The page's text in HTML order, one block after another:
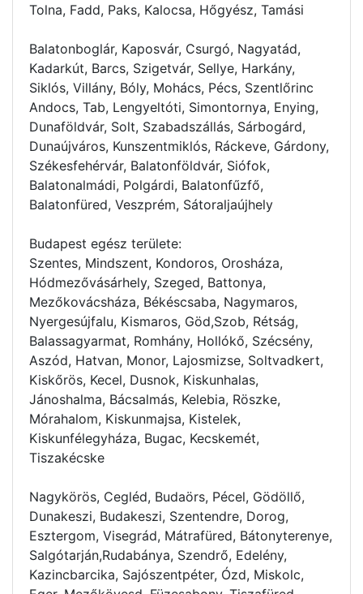
Tolna, Fadd, Paks, Kalocsa, Hőgyész, Tamási
Balatonboglár, Kaposvár, Csurgó, Nagyatád,
Kadarkút, Barcs, Szigetvár, Sellye, Harkány,
Siklós, Villány, Bóly, Mohács, Pécs, Szentlőrinc
Andocs, Tab, Lengyeltóti, Simontornya, Enying,
Dunaföldvár, Solt, Szabadszállás, Sárbogárd,
Dunaújváros, Kunszentmiklós, Ráckeve, Gárdony,
Székesfehérvár, Balatonföldvár, Siófok,
Balatonalmádi, Polgárdi, Balatonfűzfő,
Balatonfüred, Veszprém, Sátoraljaújhely
Budapest egész területe:
Szentes, Mindszent, Kondoros, Orosháza,
Hódmezővásárhely, Szeged, Battonya,
Mezőkovácsháza, Békéscsaba, Nagymaros,
Nyergesújfalu, Kismaros, Göd,Szob, Rétság,
Balassagyarmat, Romhány, Hollókő, Szécsény,
Aszód, Hatvan, Monor, Lajosmizse, Soltvadkert,
Kiskőrös, Kecel, Dusnok, Kiskunhalas,
Jánoshalma, Bácsalmás, Kelebia, Röszke,
Mórahalom, Kiskunmajsa, Kistelek,
Kiskunfélegyháza, Bugac, Kecskemét,
Tiszakécske
Nagykörös, Cegléd, Budaörs, Pécel, Gödöllő,
Dunakeszi, Budakeszi, Szentendre, Dorog,
Esztergom, Visegrád, Mátrafüred, Bátonyterenye,
Salgótarján,Rudabánya, Szendrő, Edelény,
Kazincbarcika, Sajószentpéter, Ózd, Miskolc,